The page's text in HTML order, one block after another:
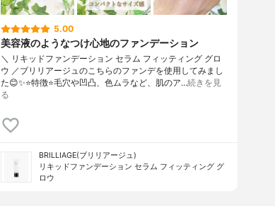
5.00
美容液のようなつけ心地のファンデーション
＼ リキッドファンデーション セラム フィッティング グロ
ウ ／ブリリアージュのこちらのファンデを使用してみまし
た😊✨⭐️特徴⭐️毛穴や凹凸、色ムラなど、肌のア…続きを見
る
BRILLIAGE(ブリリアージュ)
リキッドファンデーション セラム フィッティング グ
ロウ